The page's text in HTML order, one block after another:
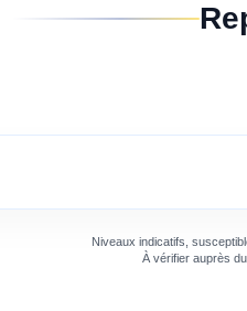
Niveaux indicatifs,
À vérifier auprès du